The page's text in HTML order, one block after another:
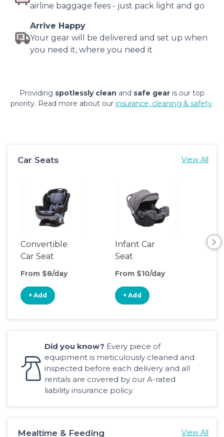
airline baggage fees - just pack light and go
Arrive Happy
Your gear will be delivered and set up when
you need it, where you need it
Providing spotlessly clean and safe gear is our top
priority. Read more about our insurance, cleaning & safety.
Car Seats View All
Convertible
Car Seat
From $8/day
+ Add
Infant Car
Seat
From $10/day
+ Add
Did you know? Every piece of
equipment is meticulously cleaned and
inspected before each delivery and all
rentals are covered by our A-rated
liability insurance policy.
Mealtime & Feeding View All